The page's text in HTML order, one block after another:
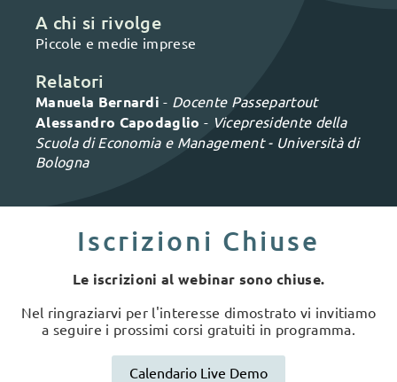
A chi si rivolge
Piccole e medie imprese
Relatori
Manuela Bernardi - Docente Passepartout
Alessandro Capodaglio - Vicepresidente della
Scuola di Economia e Management - Università di
Bologna
Iscrizioni Chiuse
Le iscrizioni al webinar sono chiuse.
Nel ringraziarvi per l'interesse dimostrato vi invitiamo
a seguire i prossimi corsi gratuiti in programma.
Calendario Live Demo